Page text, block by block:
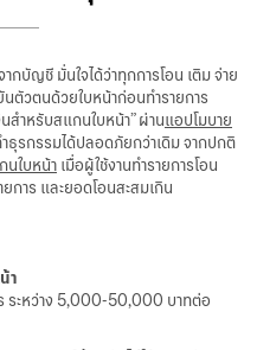
กบัญชี มั่นใจได้ว่าทุกการโอน เติม จ่าย
ตัวตนด้วยใบหน้าก่อนทำรายการ
สำหรับสแกนใบหน้า” ผ่านแอปโมบาย
ำธุรกรรมได้ปลอดภัยกว่าเดิม จากปกติ
นใบหน้า เมื่อผู้ใช้งานทำรายการโอน
าร และยอดโอนสะสมเกิน
า
ระหว่าง 5,000-50,000 บาทต่อ